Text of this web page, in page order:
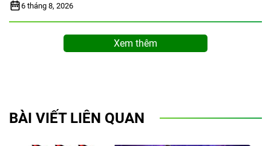
6 tháng 8, 2026
Xem thêm
BÀI VIẾT LIÊN QUAN